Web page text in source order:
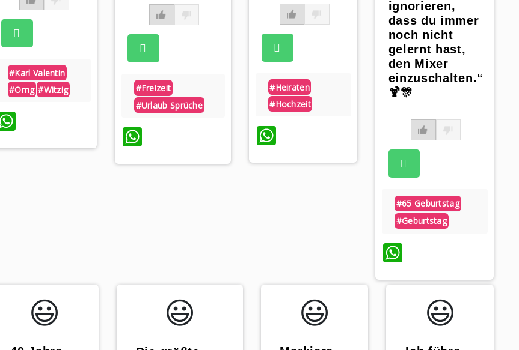
#karl Valentin
#omg #witzig
WhatsApp
#freizeit
#urlaub Sprüche
WhatsApp
#heiraten
#hochzeit
WhatsApp
ignorieren,
dass du immer
noch nicht
gelernt hast,
den Mixer
einzuschalten.“
🍹🎊
#65 Geburtstag
#geburtstag
WhatsApp
😃️ 😃️ 😃️ 😃️